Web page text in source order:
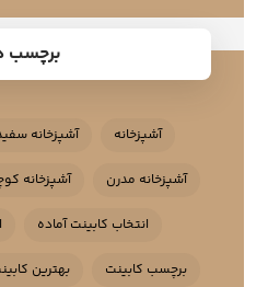
برچسب
آشپزخانه آشپزخانه
آشپزخانه مدرن آشپزخانه
انتخاب کابینت آماده
برچسب کابینت بهترین